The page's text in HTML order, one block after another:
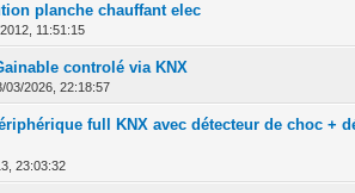
planche chauffant elec
11:51:15
- 0 sur 5 en moyenne
123 45
controlé via KNX
03/2026, 22:18:57
- 0 sur 5 en moyenne
12345
full KNX avec détecteur de choc +
23:03:32
- 0 sur 5 en moyenne